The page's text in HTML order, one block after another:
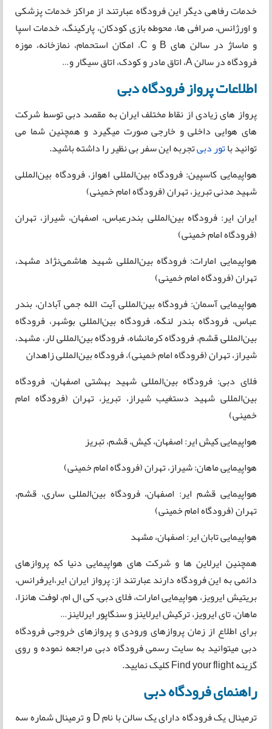
خدمات رفاهی دیگر این فرودگاه عبارتند از مراکز خدمات پزشکی
و اورژانس، صرافی ها، محوطه بازی کودکان، پارکینگ، خدمات اسپا
و ماساژ در سالن های B و C، امکان استحمام، نمازخانه، موزه
فرودگاه در سالن A، اتاق مادر و کودک، اتاق سیگار و…
اطلاعات پرواز فرودگاه دبی
پرواز های زیادی از نقاط مختلف ایران به مقصد دبی توسط شرکت
های هوایی داخلی و خارجی صورت میگیرد و همچنین شما می
توانید باتور دبیتجربه این سفر بی نظیر را داشته باشید.
هواپیمایی کاسپین: فرودگاه بین‌المللی اهواز، فرودگاه بین‌المللی
شهید مدنی تبریز، تهران (فرودگاه امام خمینی)
ایران ایر: فرودگاه بین‌المللی بندرعباس، اصفهان، شیراز، تهران
(فرودگاه امام خمینی)
هواپیمایی امارات: فرودگاه بین‌المللی شهید هاشمی‌نژاد مشهد،
تهران (فرودگاه امام خمینی)
هواپیمایی آسمان: فرودگاه بین‌المللی آیت الله جمی آبادان، بندر
عباس، فرودگاه بندر لنگه، فرودگاه بین‌المللی بوشهر، فرودگاه
بین‌المللی قشم، فرودگاه کرمانشاه، فرودگاه بین‌المللی لار، مشهد،
شیراز، تهران (فرودگاه امام خمینی)، فرودگاه بین‌المللی زاهدان
فلای دبی: فرودگاه بین‌المللی شهید بهشتی اصفهان، فرودگاه
بین‌المللی شهید دستغیب شیراز، تبریز، تهران (فرودگاه امام
خمینی)
هواپیمایی کیش ایر: اصفهان، کیش، قشم، تبریز
هواپیمایی ماهان: شیراز، تهران (فرودگاه امام خمینی)
هواپیمایی قشم ایر: اصفهان، فرودگاه بین‌المللی ساری، قشم،
تهران (فرودگاه امام خمینی)
هواپیمایی تابان ایر: اصفهان، مشهد
همچنین ایرلاین ها و شرکت های هواپیمایی دنیا که پروازهای
دائمی به این فرودگاه دارند عبارتند از: پرواز ایران ایر،ایرفرانس،
بریتیش ایرویز، هواپیمایی امارات، فلای دبی، کی ال ام، لوفت هانزا،
ماهان، تای ایرویز، ترکیش ایرلاینز و سنگاپور ایرلاینز…
برای اطلاع از زمان پروازهای ورودی و پروازهای خروجی فرودگاه
دبی میتوانید به سایت رسمی فرودگاه دبی مراجعه نموده و روی
گزینه Find your flight کلیک نمایید.
راهنمای فرودگاه دبی
ترمینال یک فرودگاه دارای یک سالن با نام D و ترمینال شماره سه